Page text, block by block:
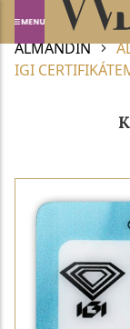
Domů
ALMANDIN
IGI